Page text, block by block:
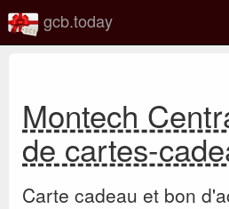
gcb.today
Montech
de cartes-
Carte cadeau et bon